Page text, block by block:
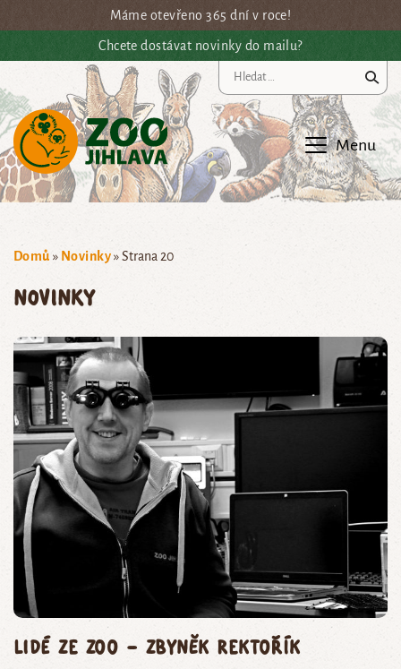
Přejít na hlavní obsahMáme otevřeno 365 dní v roce!
Chcete dostávat novinky do mailu?
Menu
Domů » Novinky»Strana 20
Novinky
Lidé ze zoo – Zbyněk Rektořík